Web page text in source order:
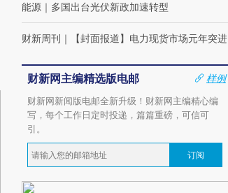
能源 ｜ 多国出台光伏新政加速转型
财新周刊 ｜ 【封面报道】电力现货市场元年突进
财新网主编精选版电邮
样例
财新网新闻版电邮全新升级！财新网主编精心编
写，每个工作日定时投递，篇篇重磅，可信可
引。
订阅